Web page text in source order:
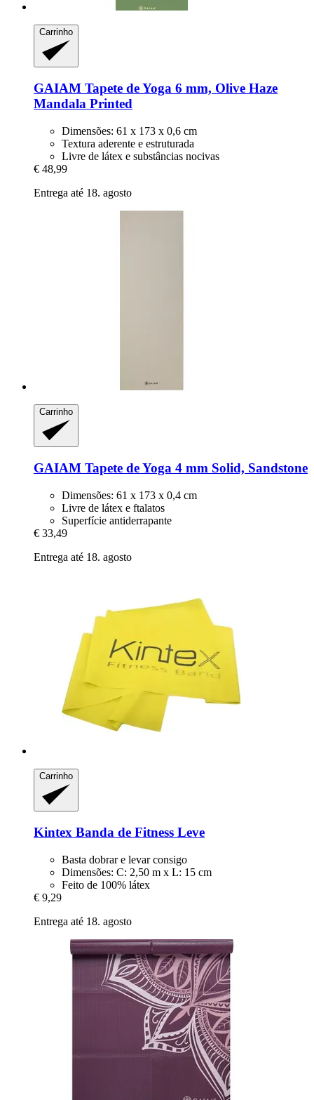
Carrinho
GAIAM Tapete de Yoga 6 mm, Olive Haze
Mandala Printed
Dimensões: 61 x 173 x 0,6 cm
Textura aderente e estruturada
Livre de látex e substâncias nocivas
€ 48,99
Entrega até 18. agosto
Carrinho
GAIAM Tapete de Yoga 4 mm Solid, Sandstone
Dimensões: 61 x 173 x 0,4 cm
Livre de látex e ftalatos
Superfície antiderrapante
€ 33,49
Entrega até 18. agosto
Carrinho
Kintex Banda de Fitness Leve
Basta dobrar e levar consigo
Dimensões: C: 2,50 m x L: 15 cm
Feito de 100% látex
€ 9,29
Entrega até 18. agosto